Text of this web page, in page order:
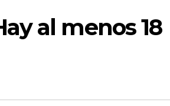
al menos 18